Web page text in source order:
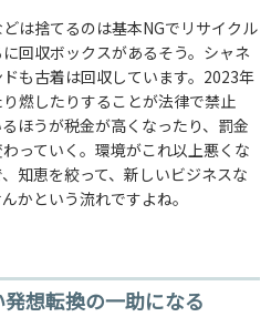
は捨てるのは基本NGでリサイクル
回収ボックスがあるそう。シャネ
も古着は回収しています。2023年
燃したりすることが法律で禁止
ほうが税金が高くなったり、罰金
っていく。環境がこれ以上悪くな
知恵を絞って、新しいビジネスな
かという流れですよね。
想転換の一助になる